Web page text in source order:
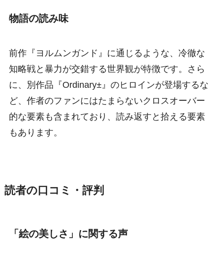
物語の読み味
前作『ヨルムンガンド』に通じるような、冷徹な
知略戦と暴力が交錯する世界観が特徴です。さら
に、別作品『Ordinary±』のヒロインが登場するな
ど、作者のファンにはたまらないクロスオーバー
的な要素も含まれており、読み返すと拾える要素
もあります。
読者の口コミ・評判
「絵の美しさ」に関する声